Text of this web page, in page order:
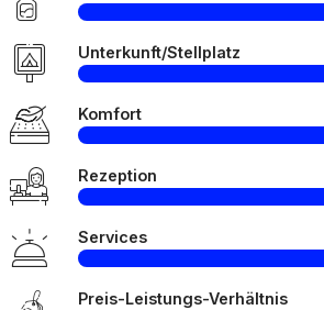
Unterkunft/Stellplatz
Komfort
Rezeption
Services
Preis-Leistungs-Verhältnis